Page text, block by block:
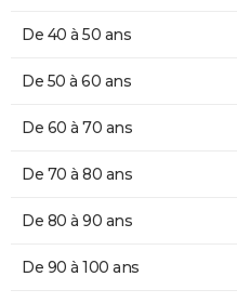
De 40 à 50 ans
De 50 à 60 ans
De 60 à 70 ans
De 70 à 80 ans
De 80 à 90 ans
De 90 à 100 ans